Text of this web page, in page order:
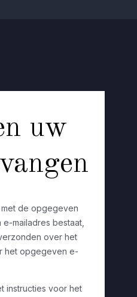
uw
de opgegeven
mailadres bestaat,
over het
het opgegeven e-
instructies voor het